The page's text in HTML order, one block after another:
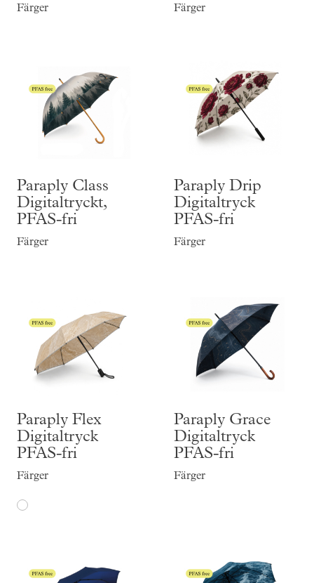
Färger Färger
Paraply Class
Digitaltryckt,
PFAS-fri
Färger
Paraply Drip
Digitaltryck
PFAS-fri
Färger
Paraply Flex
Digitaltryck
PFAS-fri
Färger
Paraply Grace
Digitaltryck
PFAS-fri
Färger